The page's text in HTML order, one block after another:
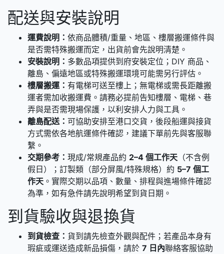
配送與安裝說明
運費說明： 依商品體積/重量、地區、樓層搬運條件與
是否需特殊搬運而定，出貨前會先說明清楚。
安裝說明： 多數品項提供到府安裝定位；DIY 商品、
離島、偏遠地區或特殊搬運環境可能需另行評估。
樓層搬運： 有電梯可送至樓上；無電梯或需長距離搬
運者需加收搬運費。請務必提前告知樓層、電梯、巷
弄與是否需現場保護，以利安排人力與工具。
離島配送： 可協助安排至港口交貨，後段船運與接貨
方式需依各地航運條件確認，建議下單前先與客服聯
繫。
交期參考： 現成/常規產品約 2–4 個工作天 （不含例
假日）；訂製類（部分屏風/特殊規格）約 5–7 個工
作天 。實際交期以品項、數量、排程與進場條件確認
為準，如有急件請先說明希望到貨日期。
到貨驗收與退換貨
到貨檢查： 貨到請先檢查外觀與配件；若產品本身有
瑕疵或運送造成新品損傷，請於 7 日內聯絡客服協助